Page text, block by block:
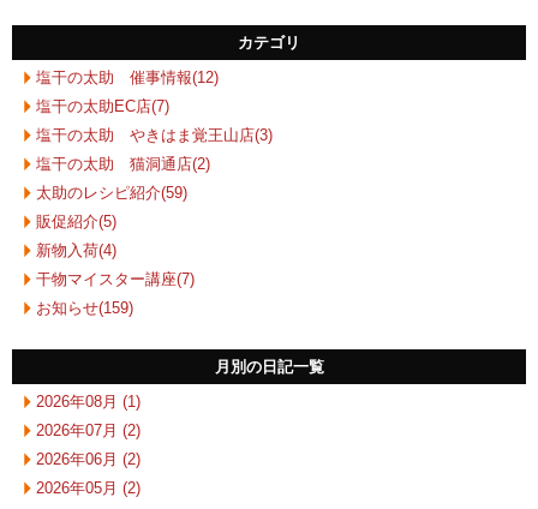
カテゴリ
塩干の太助 催事情報(12)
塩干の太助EC店(7)
塩干の太助 やきはま覚王山店(3)
塩干の太助 猫洞通店(2)
太助のレシピ紹介(59)
販促紹介(5)
新物入荷(4)
干物マイスター講座(7)
お知らせ(159)
月別の日記一覧
2026年08月 (1)
2026年07月 (2)
2026年06月 (2)
2026年05月 (2)